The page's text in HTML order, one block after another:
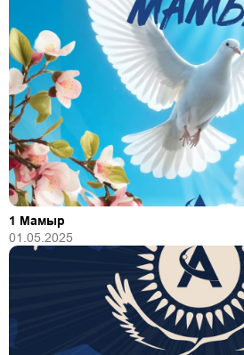
1 Мамыр
01.05.2025